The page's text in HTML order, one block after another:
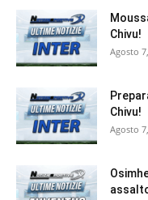
Chivu!
Agosto
Chivu!
Agosto